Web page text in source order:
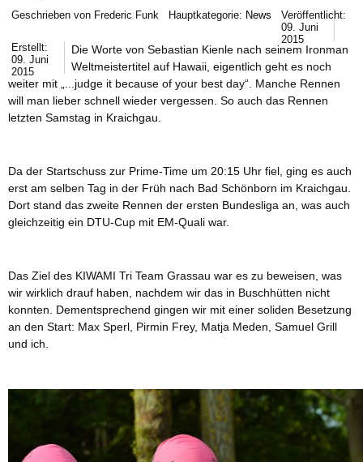
Geschrieben von Frederic Funk Hauptkategorie: News
Veröffentlicht:
09. Juni
2015
Erstellt:
09. Juni
2015
Die Worte von Sebastian Kienle nach seinem Ironman
Weltmeistertitel auf Hawaii, eigentlich geht es noch
weiter mit „...judge it because of your best day“. Manche Rennen
will man lieber schnell wieder vergessen. So auch das Rennen
letzten Samstag in Kraichgau.
Da der Startschuss zur Prime-Time um 20:15 Uhr fiel, ging es auch
erst am selben Tag in der Früh nach Bad Schönborn im Kraichgau.
Dort stand das zweite Rennen der ersten Bundesliga an, was auch
gleichzeitig ein DTU-Cup mit EM-Quali war.
Das Ziel des KIWAMI Tri Team Grassau war es zu beweisen, was
wir wirklich drauf haben, nachdem wir das in Buschhütten nicht
konnten. Dementsprechend gingen wir mit einer soliden Besetzung
an den Start: Max Sperl, Pirmin Frey, Matja Meden, Samuel Grill
und ich.